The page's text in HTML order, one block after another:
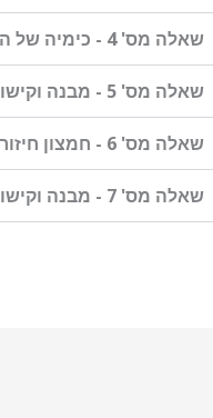
שאלה מס' 4 - כימיה של המזון
שאלה מס' 5 - מבנה וקישור ומצב גז ### שאלה לדוגמה - כניסה לכל הגולשים ###
שאלה מס' 6 - חמצון חיזור, חומצות ובסיסים וסטוכיומטריה
שאלה מס' 7 - מבנה וקישור ואנרגיה